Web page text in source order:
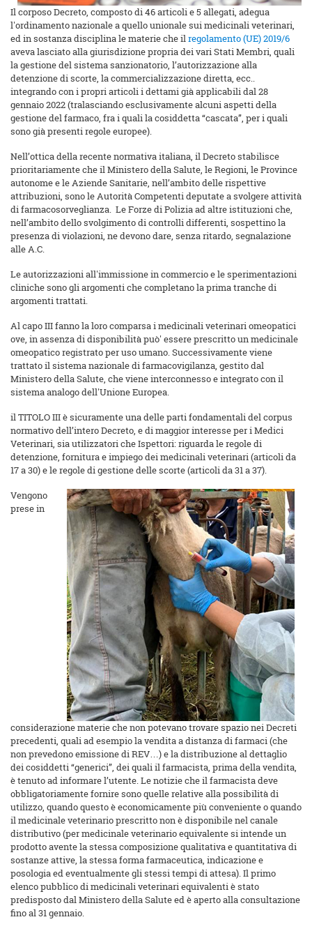
Il corposo Decreto, composto di 46 articoli e 5 allegati, adegua
l'ordinamento nazionale a quello unionale sui medicinali veterinari,
ed in sostanza disciplina le materie che ilregolamento (UE) 2019/6
aveva lasciato alla giurisdizione propria dei vari Stati Membri, quali
la gestione del sistema sanzionatorio, l’autorizzazione alla
detenzione di scorte, la commercializzazione diretta, ecc..
integrando con i propri articoli i dettami già applicabili dal 28
gennaio 2022 (tralasciando esclusivamente alcuni aspetti della
gestione del farmaco, fra i quali la cosiddetta “cascata”, per i quali
sono già presenti regole europee).
Nell’ottica della recente normativa italiana, il Decreto stabilisce
prioritariamente che il Ministero della Salute, le Regioni, le Province
autonome e le Aziende Sanitarie, nell’ambito delle rispettive
attribuzioni, sono le Autorità Competenti deputate a svolgere attività
di farmacosorveglianza. Le Forze di Polizia ad altre istituzioni che,
nell’ambito dello svolgimento di controlli differenti, sospettino la
presenza di violazioni, ne devono dare, senza ritardo, segnalazione
alle A.C.
Le autorizzazioni all'immissione in commercio e le sperimentazioni
cliniche sono gli argomenti che completano la prima tranche di
argomenti trattati.
Al capo III fanno la loro comparsa i medicinali veterinari omeopatici
ove, in assenza di disponibilità può' essere prescritto un medicinale
omeopatico registrato per uso umano. Successivamente viene
trattato il sistema nazionale di farmacovigilanza, gestito dal
Ministero della Salute, che viene interconnesso e integrato con il
sistema analogo dell'Unione Europea.
il TITOLO III è sicuramente una delle parti fondamentali del corpus
normativo dell’intero Decreto, e di maggior interesse per i Medici
Veterinari, sia utilizzatori che Ispettori: riguarda le regole di
detenzione, fornitura e impiego dei medicinali veterinari (articoli da
17 a 30) e le regole di gestione delle scorte (articoli da 31 a 37).
Vengono
prese in
considerazione materie che non potevano trovare spazio nei Decreti
precedenti, quali ad esempio la vendita a distanza di farmaci (che
non prevedono emissione di REV…) e la distribuzione al dettaglio
dei cosiddetti “generici”, dei quali il farmacista, prima della vendita,
è tenuto ad informare l’utente. Le notizie che il farmacista deve
obbligatoriamente fornire sono quelle relative alla possibilità di
utilizzo, quando questo è economicamente più conveniente o quando
il medicinale veterinario prescritto non è disponibile nel canale
distributivo (per medicinale veterinario equivalente si intende un
prodotto avente la stessa composizione qualitativa e quantitativa di
sostanze attive, la stessa forma farmaceutica, indicazione e
posologia ed eventualmente gli stessi tempi di attesa). Il primo
elenco pubblico di medicinali veterinari equivalenti è stato
predisposto dal Ministero della Salute ed è aperto alla consultazione
fino al 31 gennaio.